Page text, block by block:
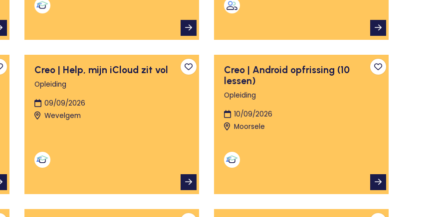
aan favorieten Toevoegen aan favorieten
Creo | Help, mijn iCloud zit vol
Opleiding
09/09/2026
Wevelgem
Toevoegen aan
Creo | Android opfrissing (10
lessen)
Opleiding
10/09/2026
Moorsele